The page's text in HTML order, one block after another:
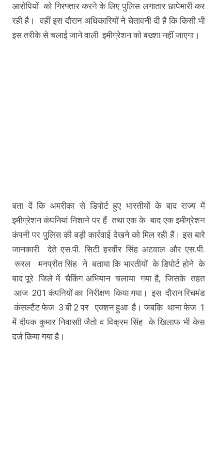
आरोपियों को गिरफ्तार करने के लिए पुलिस लगातार छापेमारी कर
रही है। वहीं इस दौरान अधिकारियों ने चेतावनी दी है कि किसी भी
इस तरीके से चलाई जाने वाली इमीग्रेशन को बख्शा नहीं जाएगा।
बता दें कि अमरीका से डिपोर्ट हुए भारतीयों के बाद राज्य में
इमीग्रेशन कंपनियां निशाने पर हैं तथा एक के बाद एक इमीग्रेशन
कंपनी पर पुलिस की बड़ी कार्रवाई देखने को मिल रही हैं। इस बारे
जानकारी देते एस.पी. सिटी हरवीर सिंह अटवाल और एस.पी.
रूरल मनप्रीत सिंह ने बताया कि भारतीयों के डिपोर्ट होने के
बाद पूरे जिले में चैकिंग अभियान चलाया गया है, जिसके तहत
आज 201 कंपनियों का निरीक्षण किया गया। इस दौरान रिचमंड
कंसल्टैंट फेज 3 बी 2 पर एक्शन हुआ है। जबकि थाना फेज 1
में दीपक कुमार निवासाी जैतो व विक्रम सिंह के खिलाफ भी केस
दर्ज किया गया है।